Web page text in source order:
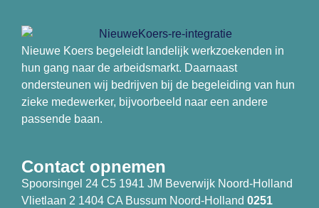
Nieuwe Koers begeleidt landelijk werkzoekenden in
hun gang naar de arbeidsmarkt. Daarnaast
ondersteunen wij bedrijven bij de begeleiding van hun
zieke medewerker, bijvoorbeeld naar een andere
passende baan.
Contact opnemen
Spoorsingel 24 C5 1941 JM Beverwijk Noord-Holland
Vlietlaan 2 1404 CA Bussum Noord-Holland 0251